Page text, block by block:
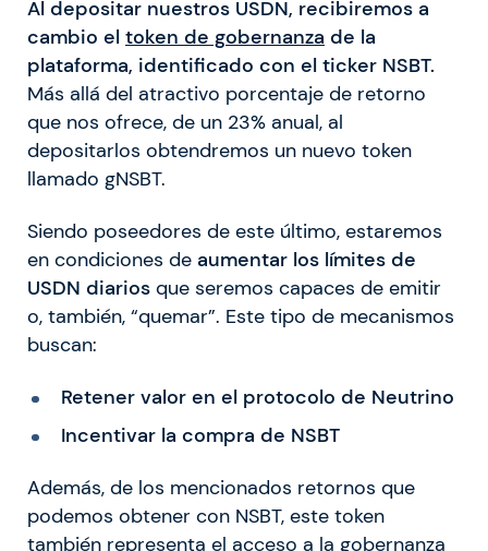
Al depositar nuestros USDN, recibiremos a
cambio el token de gobernanza de la
plataforma, identificado con el ticker NSBT.
Más allá del atractivo porcentaje de retorno
que nos ofrece, de un 23% anual, al
depositarlos obtendremos un nuevo token
llamado gNSBT.
Siendo poseedores de este último, estaremos
en condiciones de aumentar los límites de
USDN diarios que seremos capaces de emitir
o, también, “quemar”. Este tipo de mecanismos
buscan:
Retener valor en el protocolo de Neutrino
Incentivar la compra de NSBT
Además, de los mencionados retornos que
podemos obtener con NSBT, este token
también representa el acceso a la gobernanza